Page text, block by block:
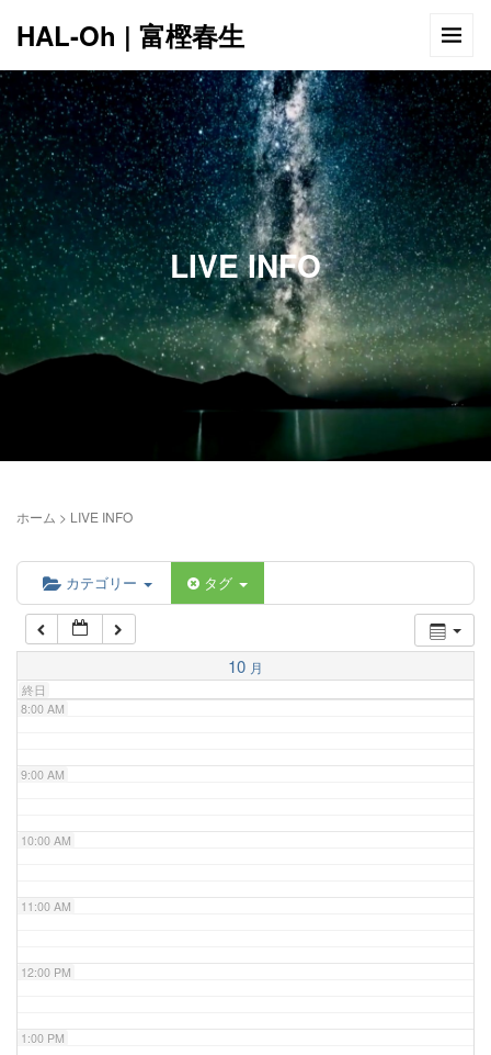
HAL-Oh | 富樫春生
LIVE INFO
ホーム > LIVE INFO
カテゴリー タグ
10 月
終日
12:00 AM
1:00 AM
2:00 AM
5:00 AM
6:00 AM
7:00 AM
8:00 AM
9:00 AM
10:00 AM
11:00 AM
12:00 PM
1:00 PM